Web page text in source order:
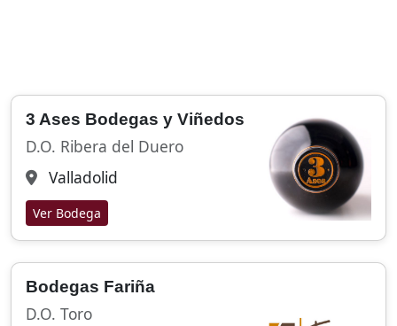
3 Ases Bodegas y Viñedos
D.O. Ribera del Duero
Valladolid
Ver Bodega
Bodegas Fariña
D.O. Toro